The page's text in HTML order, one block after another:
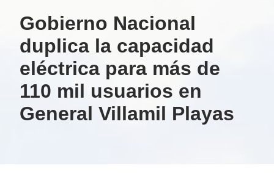
Gobierno Nacional
duplica la capacidad
eléctrica para más de
110 mil usuarios en
General Villamil Playas